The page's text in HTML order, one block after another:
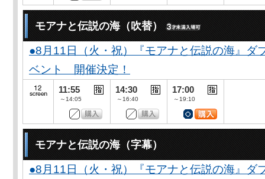
モアナと伝説の海（吹替）
●8月11日（火・祝）『モアナと伝説の海』ダ
ベント 開催決定！
11:55
～14:05
14:30
～16:40
17:00
～19:10
モアナと伝説の海（字幕）
●8月11日（火・祝）『モアナと伝説の海』ダ